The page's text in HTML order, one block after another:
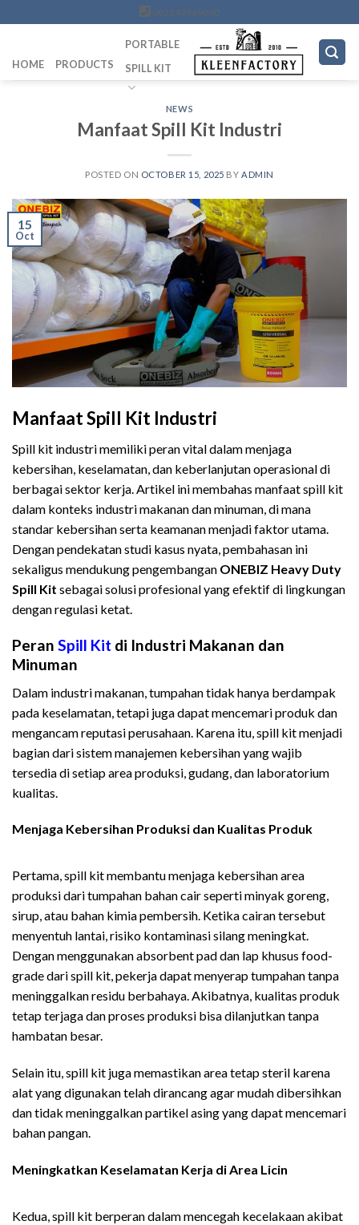
to
082249969090
HOME PRODUCTS
PORTABLE
SPILL KIT
NEWS
Manfaat Spill Kit Industri
POSTED ON OCTOBER 15, 2025 BY ADMIN
15
Oct
Manfaat Spill Kit Industri
Spill kit industri memiliki peran vital dalam menjaga
kebersihan, keselamatan, dan keberlanjutan operasional di
berbagai sektor kerja. Artikel ini membahas manfaat spill kit
dalam konteks industri makanan dan minuman, di mana
standar kebersihan serta keamanan menjadi faktor utama.
Dengan pendekatan studi kasus nyata, pembahasan ini
sekaligus mendukung pengembangan ONEBIZ Heavy Duty
Spill Kit sebagai solusi profesional yang efektif di lingkungan
dengan regulasi ketat.
Peran Spill Kit di Industri Makanan dan
Minuman
Dalam industri makanan, tumpahan tidak hanya berdampak
pada keselamatan, tetapi juga dapat mencemari produk dan
mengancam reputasi perusahaan. Karena itu, spill kit menjadi
bagian dari sistem manajemen kebersihan yang wajib
tersedia di setiap area produksi, gudang, dan laboratorium
kualitas.
Menjaga Kebersihan Produksi dan Kualitas Produk
Pertama, spill kit membantu menjaga kebersihan area
produksi dari tumpahan bahan cair seperti minyak goreng,
sirup, atau bahan kimia pembersih. Ketika cairan tersebut
menyentuh lantai, risiko kontaminasi silang meningkat.
Dengan menggunakan absorbent pad dan lap khusus food-
grade dari spill kit, pekerja dapat menyerap tumpahan tanpa
meninggalkan residu berbahaya. Akibatnya, kualitas produk
tetap terjaga dan proses produksi bisa dilanjutkan tanpa
hambatan besar.
Selain itu, spill kit juga memastikan area tetap steril karena
alat yang digunakan telah dirancang agar mudah dibersihkan
dan tidak meninggalkan partikel asing yang dapat mencemari
bahan pangan.
Meningkatkan Keselamatan Kerja di Area Licin
Kedua, spill kit berperan dalam mencegah kecelakaan akibat